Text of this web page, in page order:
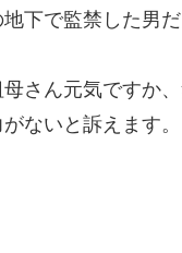
下で監禁した男だ
母さん元気ですか
ないと訴えます。